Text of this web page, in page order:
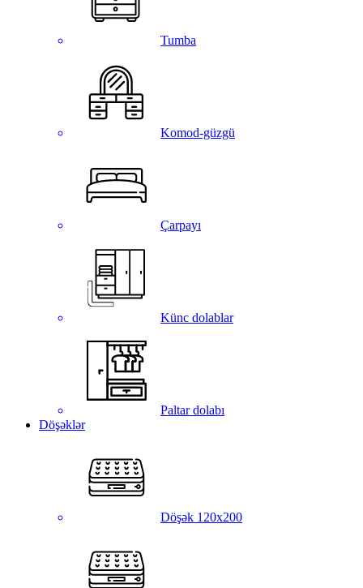
Tumba
Komod-güzgü
Çarpayı
Künc dolablar
Paltar dolabı
Döşəklər
Döşək 120x200